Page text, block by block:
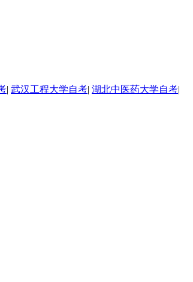
| 武汉工程大学自考| 湖北中医药大学自考|